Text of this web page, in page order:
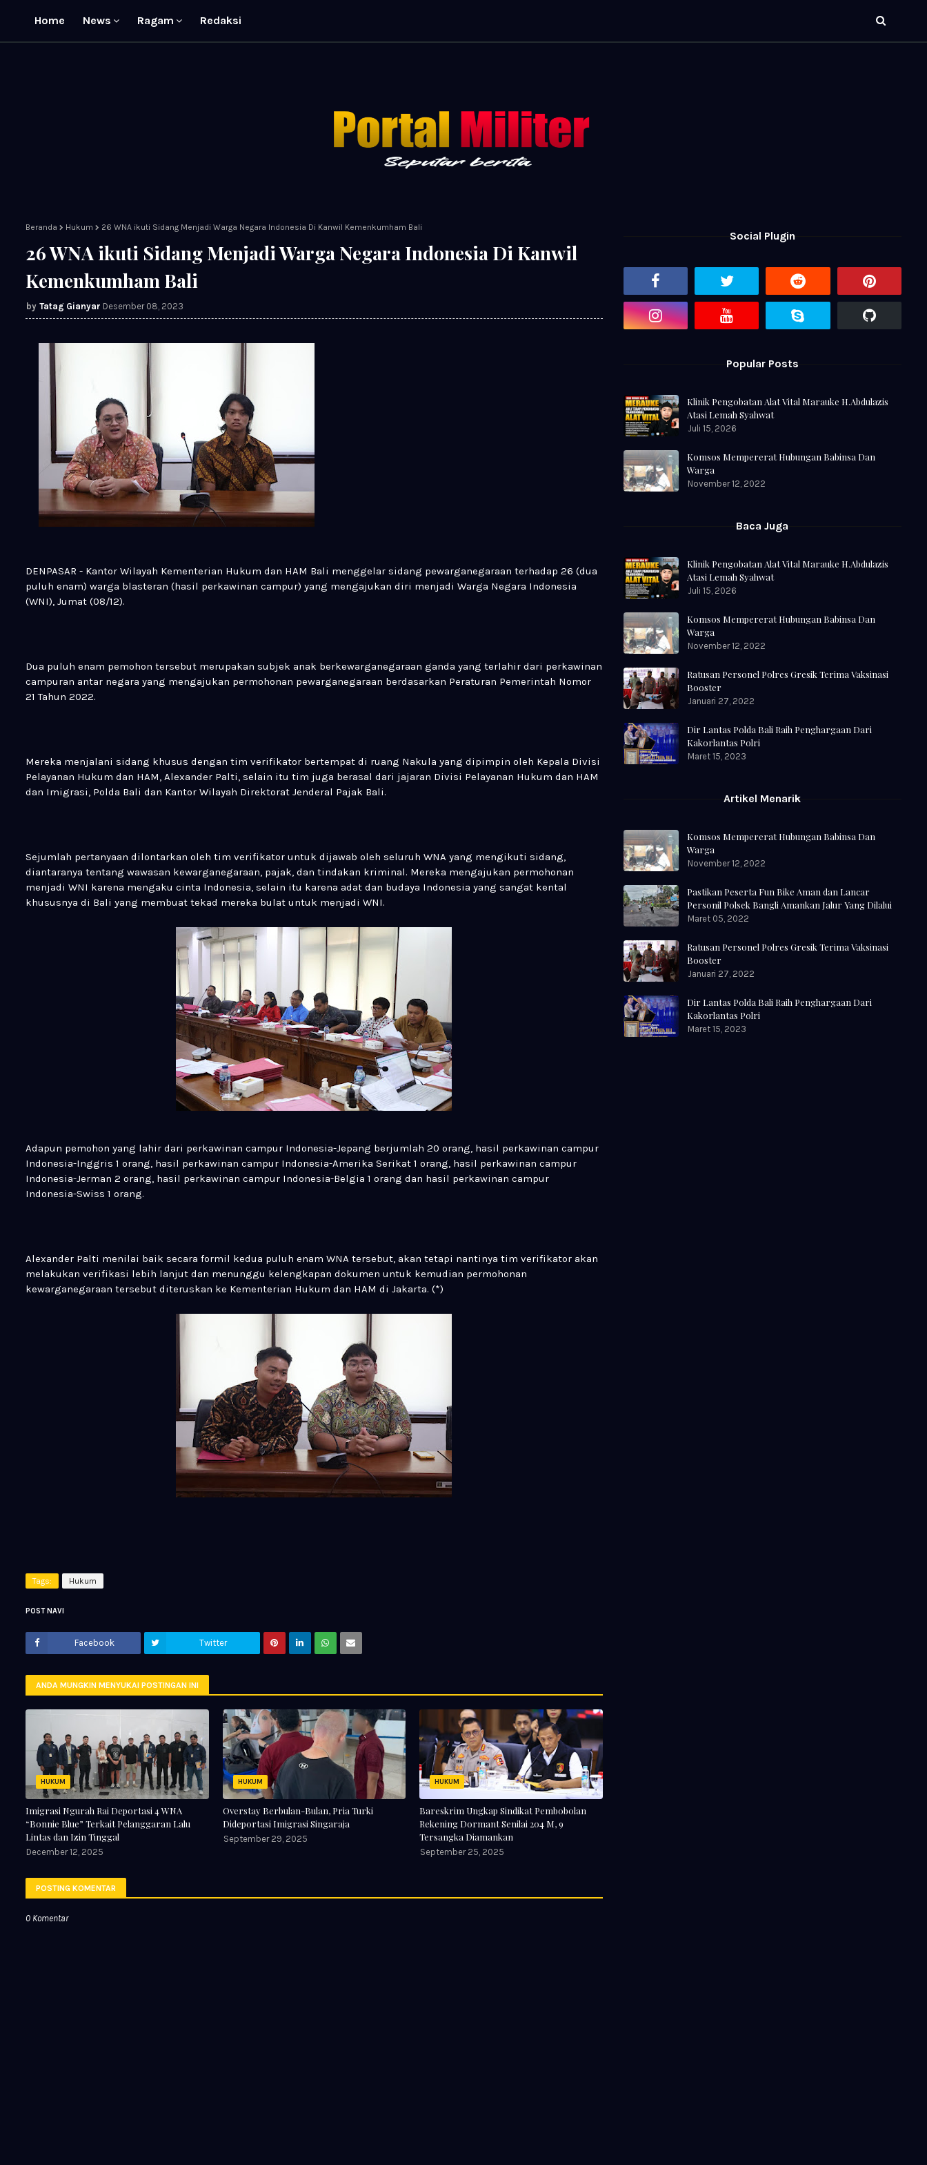
Home News Ragam Redaksi
Beranda Hukum 26 WNA ikuti Sidang Menjadi Warga Negara Indonesia Di Kanwil Kemenkumham Bali
26 WNA ikuti Sidang Menjadi Warga Negara Indonesia Di Kanwil
Kemenkumham Bali
Tatag Gianyar Desember 08, 2023
DENPASAR - Kantor Wilayah Kementerian Hukum dan HAM Bali menggelar sidang pewarganegaraan terhadap 26 (dua
puluh enam) warga blasteran (hasil perkawinan campur) yang mengajukan diri menjadi Warga Negara Indonesia
(WNI), Jumat (08/12).
Dua puluh enam pemohon tersebut merupakan subjek anak berkewarganegaraan ganda yang terlahir dari perkawinan
campuran antar negara yang mengajukan permohonan pewarganegaraan berdasarkan Peraturan Pemerintah Nomor
21 Tahun 2022.
Mereka menjalani sidang khusus dengan tim verifikator bertempat di ruang Nakula yang dipimpin oleh Kepala Divisi
Pelayanan Hukum dan HAM, Alexander Palti, selain itu tim juga berasal dari jajaran Divisi Pelayanan Hukum dan HAM
dan Imigrasi, Polda Bali dan Kantor Wilayah Direktorat Jenderal Pajak Bali.
Sejumlah pertanyaan dilontarkan oleh tim verifikator untuk dijawab oleh seluruh WNA yang mengikuti sidang,
diantaranya tentang wawasan kewarganegaraan, pajak, dan tindakan kriminal. Mereka mengajukan permohonan
menjadi WNI karena mengaku cinta Indonesia, selain itu karena adat dan budaya Indonesia yang sangat kental
khususnya di Bali yang membuat tekad mereka bulat untuk menjadi WNI.
Adapun pemohon yang lahir dari perkawinan campur Indonesia-Jepang berjumlah 20 orang, hasil perkawinan campur
Indonesia-Inggris 1 orang, hasil perkawinan campur Indonesia-Amerika Serikat 1 orang, hasil perkawinan campur
Indonesia-Jerman 2 orang, hasil perkawinan campur Indonesia-Belgia 1 orang dan hasil perkawinan campur
Indonesia-Swiss 1 orang.
Alexander Palti menilai baik secara formil kedua puluh enam WNA tersebut, akan tetapi nantinya tim verifikator akan
melakukan verifikasi lebih lanjut dan menunggu kelengkapan dokumen untuk kemudian permohonan
kewarganegaraan tersebut diteruskan ke Kementerian Hukum dan HAM di Jakarta. (*)
Tags: Hukum
POST NAVI
Facebook Twitter
ANDA MUNGKIN MENYUKAI POSTINGAN INI
HUKUM
Imigrasi Ngurah Rai Deportasi 4 WNA
“Bonnie Blue” Terkait Pelanggaran Lalu
Lintas dan Izin Tinggal
December 12, 2025
HUKUM
Overstay Berbulan-Bulan, Pria Turki
Dideportasi Imigrasi Singaraja
September 29, 2025
HUKUM
Bareskrim Ungkap Sindikat Pembobolan
Rekening Dormant Senilai 204 M, 9
Tersangka Diamankan
September 25, 2025
POSTING KOMENTAR
0 Komentar
Social Plugin
Popular Posts
Klinik Pengobatan Alat Vital Marauke H.Abdulazis
Atasi Lemah Syahwat
Juli 15, 2026
Komsos Mempererat Hubungan Babinsa Dan
Warga
November 12, 2022
Baca Juga
Klinik Pengobatan Alat Vital Marauke H.Abdulazis
Atasi Lemah Syahwat
Juli 15, 2026
Komsos Mempererat Hubungan Babinsa Dan
Warga
November 12, 2022
Ratusan Personel Polres Gresik Terima Vaksinasi
Booster
Januari 27, 2022
Dir Lantas Polda Bali Raih Penghargaan Dari
Kakorlantas Polri
Maret 15, 2023
Artikel Menarik
Komsos Mempererat Hubungan Babinsa Dan
Warga
November 12, 2022
Pastikan Peserta Fun Bike Aman dan Lancar
Personil Polsek Bangli Amankan Jalur Yang Dilalui
Maret 05, 2022
Ratusan Personel Polres Gresik Terima Vaksinasi
Booster
Januari 27, 2022
Dir Lantas Polda Bali Raih Penghargaan Dari
Kakorlantas Polri
Maret 15, 2023